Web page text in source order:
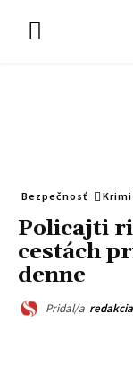
Bezpečnosť
Policajti
cestách
denne
Pridal/a redakcia